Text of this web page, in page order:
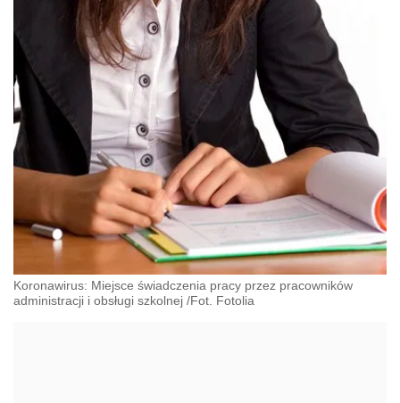
Koronawirus: Miejsce świadczenia pracy przez pracowników
administracji i obsługi szkolnej /Fot. Fotolia